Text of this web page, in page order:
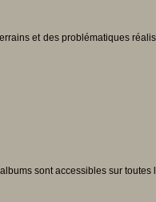
et des problématiques
sont accessibles sur